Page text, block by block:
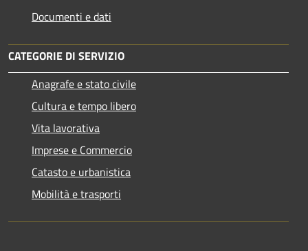
Documenti e dati
CATEGORIE DI SERVIZIO
Anagrafe e stato civile
Cultura e tempo libero
Vita lavorativa
Imprese e Commercio
Catasto e urbanistica
Mobilità e trasporti